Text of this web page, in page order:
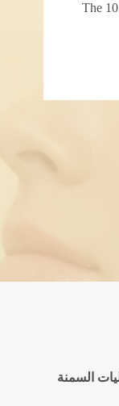
The
السمنة